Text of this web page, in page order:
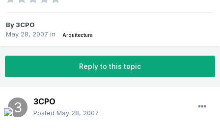
By 3CPO
May 28, 2007 in Arquitectura
Reply to this topic
3CPO
Posted May 28, 2007